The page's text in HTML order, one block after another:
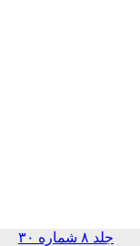
جلد ۸ شماره ۳۰